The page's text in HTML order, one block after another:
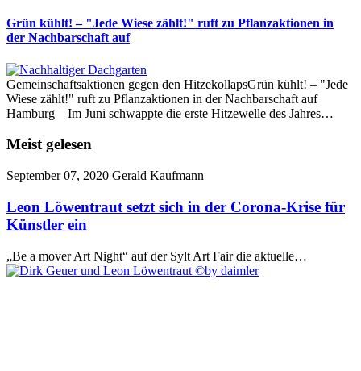
Grün kühlt! – "Jede Wiese zählt!" ruft zu Pflanzaktionen in
der Nachbarschaft auf
Gemeinschaftsaktionen gegen den HitzekollapsGrün kühlt! – "Jede
Wiese zählt!" ruft zu Pflanzaktionen in der Nachbarschaft auf
Hamburg – Im Juni schwappte die erste Hitzewelle des Jahres…
Meist gelesen
September 07, 2020 Gerald Kaufmann
Leon Löwentraut setzt sich in der Corona-Krise für
Künstler ein
„Be a mover Art Night“ auf der Sylt Art Fair die aktuelle…